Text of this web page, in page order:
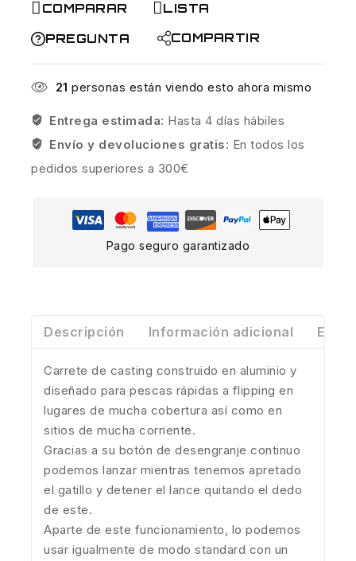
COMPARAR
LISTA
PREGUNTA
COMPARTIR
21 personas están viendo esto ahora mismo
Entrega estimada: Hasta 4 días hábiles
Envío y devoluciones gratis: En todos los
pedidos superiores a 300€
Pago seguro garantizado
Descripción Información adicional
Carrete de casting construido en aluminio y
diseñado para pescas rápidas a flipping en
lugares de mucha cobertura así como en
sitios de mucha corriente.
Gracias a su botón de desengranje continuo
podemos lanzar mientras tenemos apretado
el gatillo y detener el lance quitando el dedo
de este.
Aparte de este funcionamiento, lo podemos
usar igualmente de modo standard con un